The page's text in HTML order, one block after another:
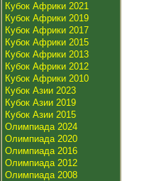
Кубок Африки 2021
Кубок Африки 2019
Кубок Африки 2017
Кубок Африки 2015
Кубок Африки 2013
Кубок Африки 2012
Кубок Африки 2010
Кубок Азии 2023
Кубок Азии 2019
Кубок Азии 2015
Олимпиада 2024
Олимпиада 2020
Олимпиада 2016
Олимпиада 2012
Олимпиада 2008